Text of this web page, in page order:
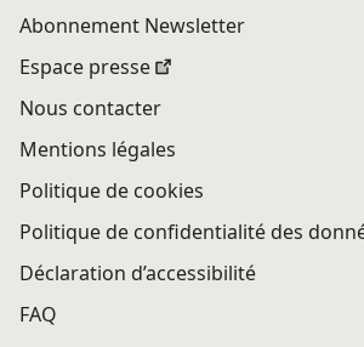
Abonnement Newsletter
Espace presse
Nous contacter
Mentions légales
Politique de cookies
Politique de confidentialité des
Déclaration d’accessibilité
FAQ